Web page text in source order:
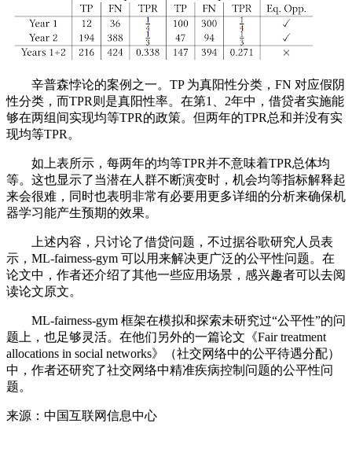
辛普森悖论的案例之一。TP 为真阳性分类，FN 对应假阴
性分类，而TPR则是真阳性率。在第1、2年中，借贷者实施能
够在两组间实现均等TPR的政策。但两年的TPR总和并没有实
现均等TPR。
如上表所示，每两年的均等TPR并不意味着TPR总体均
等。这也显示了当潜在人群不断演变时，机会均等指标解释起
来会很难，同时也表明非常有必要用更多详细的分析来确保机
器学习能产生预期的效果。
上述内容，只讨论了借贷问题，不过据谷歌研究人员表
示，ML-fairness-gym 可以用来解决更广泛的公平性问题。在
论文中，作者还介绍了其他一些应用场景，感兴趣者可以去阅
读论文原文。
ML-fairness-gym 框架在模拟和探索未研究过“公平性”的问
题上，也足够灵活。在他们另外的一篇论文《Fair treatment
allocations in social networks》（社交网络中的公平待遇分配）
中，作者还研究了社交网络中精准疾病控制问题的公平性问
题。
来源：中国互联网信息中心